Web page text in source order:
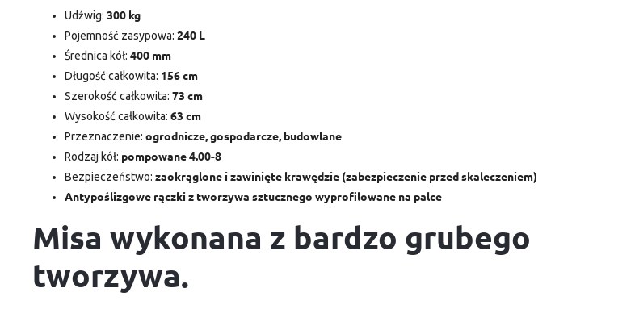
Udźwig: 300 kg
Pojemność zasypowa: 240 L
Średnica kół: 400 mm
Długość całkowita: 156 cm
Szerokość całkowita: 73 cm
Wysokość całkowita: 63 cm
Przeznaczenie: ogrodnicze, gospodarcze, budowlane
Rodzaj kół: pompowane 4.00-8
Bezpieczeństwo: zaokrąglone i zawinięte krawędzie (zabezpieczenie przed skaleczeniem)
Antypoślizgowe rączki z tworzywa sztucznego wyprofilowane na palce
Misa wykonana z bardzo grubego
tworzywa.